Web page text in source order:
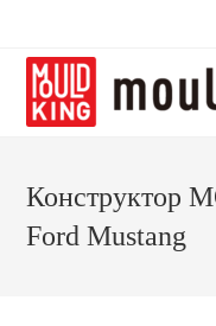
Конструктор
Ford Mustang